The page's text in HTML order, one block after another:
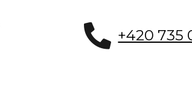
+420 735